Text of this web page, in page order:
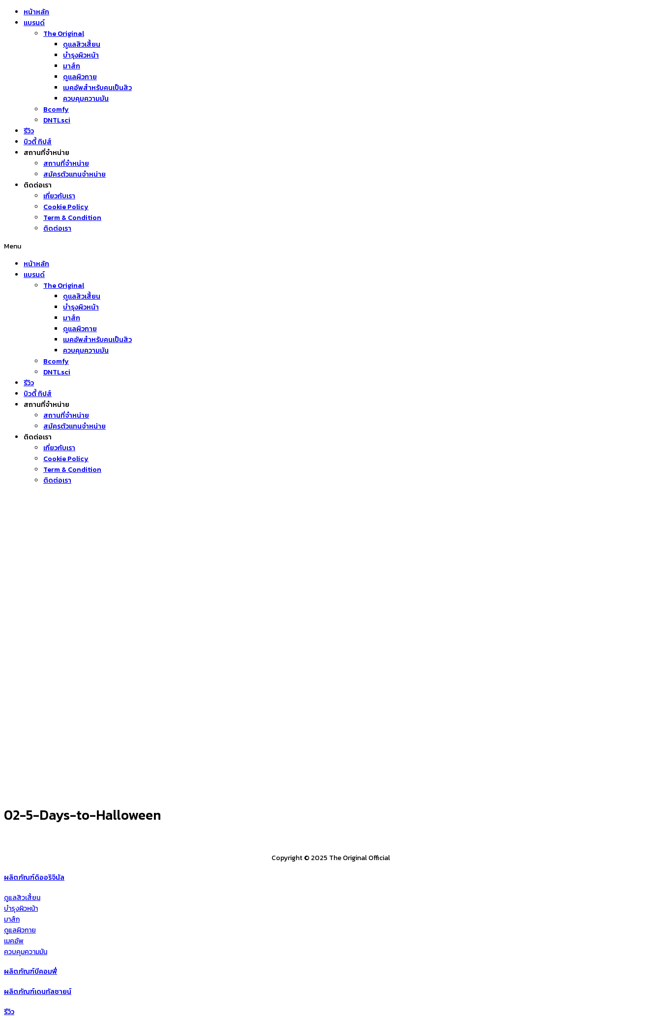
หน้าหลัก
แบรนด์
The Original
ดูแลสิวเสี้ยน
บำรุงผิวหน้า
มาส์ก
ดูแลผิวกาย
เมคอัพสำหรับคนเป็นสิว
ควบคุมความมัน
Bcomfy
DNTLsci
รีวิว
บิวตี้ ทิปส์
สถานที่จำหน่าย
สถานที่จำหน่าย
สมัครตัวแทนจำหน่าย
ติดต่อเรา
เกี่ยวกับเรา
Cookie Policy
Term & Condition
ติดต่อเรา
Menu
หน้าหลัก
แบรนด์
The Original
ดูแลสิวเสี้ยน
บำรุงผิวหน้า
มาส์ก
ดูแลผิวกาย
เมคอัพสำหรับคนเป็นสิว
ควบคุมความมัน
Bcomfy
DNTLsci
รีวิว
บิวตี้ ทิปส์
สถานที่จำหน่าย
สถานที่จำหน่าย
สมัครตัวแทนจำหน่าย
ติดต่อเรา
เกี่ยวกับเรา
Cookie Policy
Term & Condition
ติดต่อเรา
02-5-Days-to-Halloween
Copyright © 2025 The Original Official
ผลิตภัณฑ์ดิออริจินัล
ดูแลสิวเสี้ยน
บำรุงผิวหน้า
มาส์ก
ดูแลผิวกาย
เมคอัพ
ควบคุมความมัน
ผลิตภัณฑ์บีคอมฟี่
ผลิตภัณฑ์เดนทัลซายน์
รีวิว